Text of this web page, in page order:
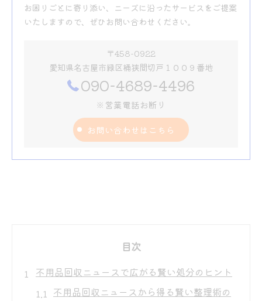
お困りごとに寄り添い、ニーズに沿ったサービスをご提案
いたしますので、ぜひお問い合わせください。
〒458-0922
愛知県名古屋市緑区桶狭間切戸１００９番地
090-4689-4496
※営業電話お断り
お問い合わせはこちら
目次
不用品回収ニュースで広がる賢い処分のヒント
不用品回収ニュースから得る賢い整理術の